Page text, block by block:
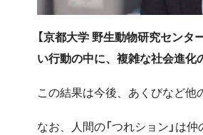
【京都大学 野生動物研究セン
い行動の中に、複雑な社会進化
この結果は今後、あくびなど他
なお、人間の「つれション」は